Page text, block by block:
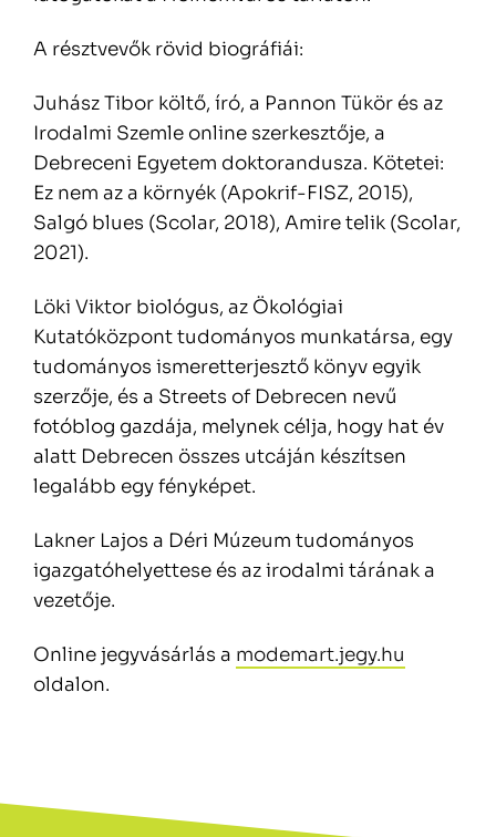
A résztvevők rövid biográfiái:
Juhász Tibor költő, író, a Pannon Tükör és az
Irodalmi Szemle online szerkesztője, a
Debreceni Egyetem doktorandusza. Kötetei:
Ez nem az a környék (Apokrif-FISZ, 2015),
Salgó blues (Scolar, 2018), Amire telik (Scolar,
2021).
Löki Viktor biológus, az Ökológiai
Kutatóközpont tudományos munkatársa, egy
tudományos ismeretterjesztő könyv egyik
szerzője, és a Streets of Debrecen nevű
fotóblog gazdája, melynek célja, hogy hat év
alatt Debrecen összes utcáján készítsen
legalább egy fényképet.
Lakner Lajos a Déri Múzeum tudományos
igazgatóhelyettese és az irodalmi tárának a
vezetője.
Online jegyvásárlás a modemart.jegy.hu
oldalon.